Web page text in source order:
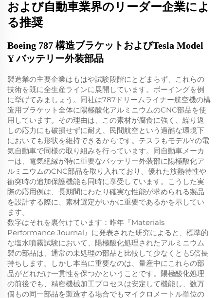
および自動車業界のリーダー企業によ
る推奨
Boeing 787 構造ブラケットおよびTesla Model
Y バッテリー外装部品
製造業の主要企業はもはや試験段階にとどまらず、これらの
技術を既に全生産ラインに展開しています。ボーイングを例
に挙げてみましょう。同社は787ドリームライナー航空機の構
造用ブラケット全体に陽極酸化アルミニウムのCNC部品を使
用しています。その理由は、この素材が腐食に強く、繰り返
しの応力にも破損せずに耐え、民間航空という過酷な環境下
においても形状を維持できるからです。テスラもモデルYの電
気自動車で同様の取り組みを行っています。同自動車メーカ
ーは、電気絶縁が特に重要なバッテリー外装部に陽極酸化ア
ルミニウムのCNC部品を取り入れており、優れた放熱特性や
衝突時の追加保護機能も同時に享受しています。こうした実
際の応用例は、長期間にわたり確実な性能が求められる製品
を設計する際に、素材選定がいかに重要であるかを示してい
ます。
数字はそれを裏付けています：昨年『Materials
Performance Journal』に発表された研究によると、標準的
な塩水噴霧試験において、陽極酸化処理されたアルミニウム
製の部品は、通常の未処理の部品と比較して少なくとも5倍長
持ちします。しかし本当に重要なのは、量産中にこれらの部
品がどれだけ一貫性を保つかということです。陽極酸化処理
の前後でも、精密機械加工プロセスは安定して機能し、数万
個もの同一部品を製造する場合でもマイクロメートル単位の